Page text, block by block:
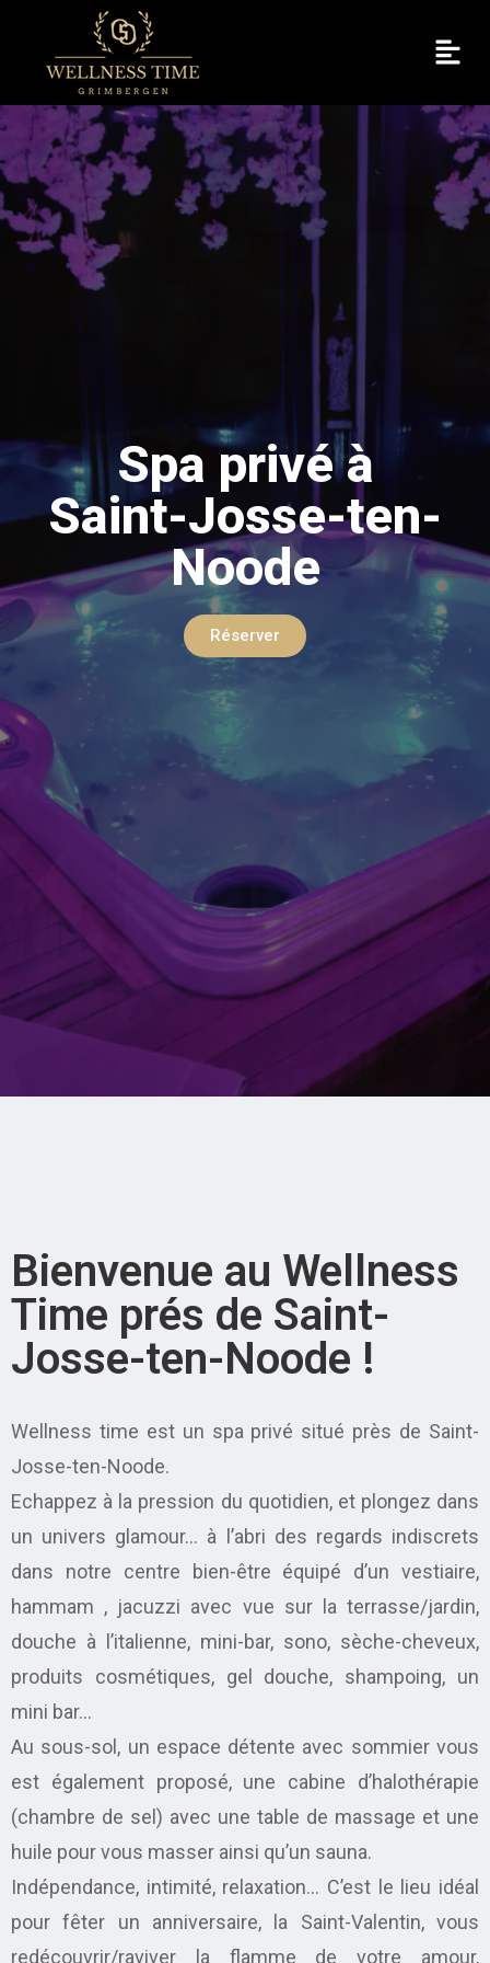
Spa privé à
Saint-Josse-ten-
Noode
Réserver
Bienvenue au Wellness
Time prés de Saint-
Josse-ten-Noode !
Wellness time est un spa privé situé près de Saint-
Josse-ten-Noode.
Echappez à la pression du quotidien, et plongez dans
un univers glamour… à l’abri des regards indiscrets
dans notre centre bien-être équipé d’un vestiaire,
hammam , jacuzzi avec vue sur la terrasse/jardin,
douche à l’italienne, mini-bar, sono, sèche-cheveux,
produits cosmétiques, gel douche, shampoing, un
mini bar…
Au sous-sol, un espace détente avec sommier vous
est également proposé, une cabine d’halothérapie
(chambre de sel) avec une table de massage et une
huile pour vous masser ainsi qu’un sauna.
Indépendance, intimité, relaxation… C’est le lieu idéal
pour fêter un anniversaire, la Saint-Valentin, vous
redécouvrir/raviver la flamme de votre amour,